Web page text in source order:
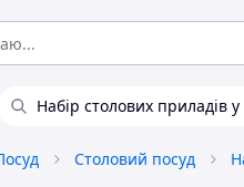
Набір столових приладів у
Столовий посуд